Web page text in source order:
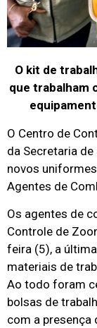
O kit de
que trabalham
O Centro de
da Secretaria
novos
Agentes de
Os agentes de
Controle de
feira (5), a
materiais de
Ao todo foram
bolsas de
com a presença